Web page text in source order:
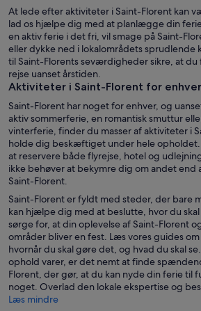
At lede efter aktiviteter i Saint-Florent kan
lad os hjælpe dig med at planlægge din
en aktiv ferie i det fri, vil smage på Saint-
eller dykke ned i lokalområdets sprudlende
til Saint-Florents seværdigheder sikre, at
rejse uanset årstiden.
Aktiviteter i Saint-Florent for
Saint-Florent har noget for enhver, og
aktiv sommerferie, en romantisk smuttur
vinterferie, finder du masser af aktiviteter i
holde dig beskæftiget under hele
at reservere både flyrejse, hotel og
ikke behøver at bekymre dig om andet end
Saint-Florent.
Saint-Florent er fyldt med steder, der bare
kan hjælpe dig med at beslutte, hvor du
sørge for, at din oplevelse af Saint-Florent
områder bliver en fest. Læs vores guides om
hvornår du skal gøre det, og hvad du skal
ophold varer, er det nemt at finde
Florent, der gør, at du kan nyde din ferie til
noget. Overlad den lokale ekspertise og
Læs mindre